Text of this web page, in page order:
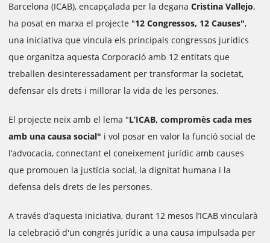
Barcelona (ICAB), encapçalada per la degana Cristina Vallejo,
ha posat en marxa el projecte "12 Congressos, 12 Causes",
una iniciativa que vincula els principals congressos jurídics
que organitza aquesta Corporació amb 12 entitats que
treballen desinteressadament per transformar la societat,
defensar els drets i millorar la vida de les persones.
El projecte neix amb el lema "L’ICAB, compromès cada mes
amb una causa social" i vol posar en valor la funció social de
l’advocacia, connectant el coneixement jurídic amb causes
que promouen la justícia social, la dignitat humana i la
defensa dels drets de les persones.
A través d’aquesta iniciativa, durant 12 mesos l’ICAB vincularà
la celebració d'un congrés jurídic a una causa impulsada per